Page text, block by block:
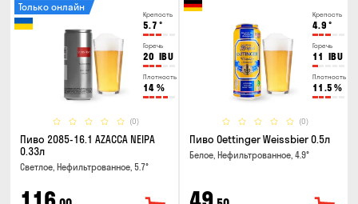
Крепость
5.7 °
Горечь
20 IBU
Плотность
14 %
(0)
Только онлайн
Пиво 2085-16.1 AZACCA NEIPA
0.33л
Светлое, Нефильтрованное, 5.7°
Крепость
4.9 °
Горечь
11 IBU
Плотность
11.5 %
(0)
Пиво Oettinger Weissbier 0.5л
Белое, Нефильтрованное, 4.9°